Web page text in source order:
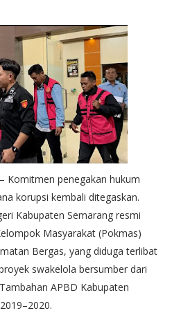
– Komitmen penegakan hukum
korupsi kembali ditegaskan.
Kabupaten Semarang resmi
Masyarakat (Pokmas)
Bergas, yang diduga terlibat
swakelola bersumber dari
APBD Kabupaten